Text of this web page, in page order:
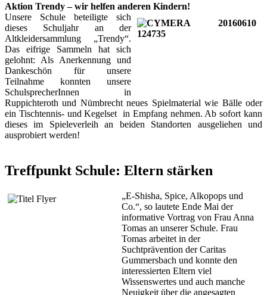
Aktion Trendy – wir helfen anderen Kindern!
Unsere Schule beteiligte sich
dieses Schuljahr
an der
Altkleidersammlung
„Trendy“.
Das eifrige Sammeln hat sich
gelohnt: Als Anerkennung und
Dankeschön für unsere
Teilnahme konnten unsere
SchulsprecherInnen in
Ruppichteroth und Nümbrecht neues Spielmaterial wie Bälle oder
ein Tischtennis- und Kegelset in Empfang nehmen. Ab sofort kann
dieses im Spieleverleih an beiden Standorten ausgeliehen und
ausprobiert werden!
Treffpunkt Schule: Eltern stärken
„E-Shisha, Spice, Alkopops und
Co.“, so lautete Ende Mai der
informative Vortrag von Frau Anna
Tomas an unserer Schule. Frau
Tomas arbeitet in der
Suchtprävention der Caritas
Gummersbach und konnte den
interessierten Eltern viel
Wissenswertes und auch manche
Neuigkeit über die angesagten